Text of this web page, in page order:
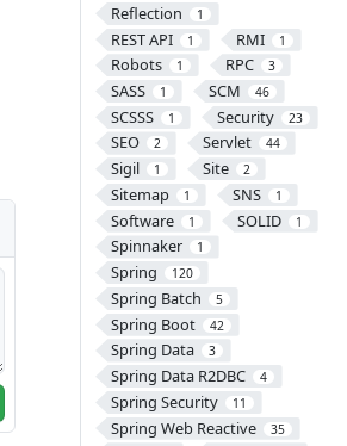
Reflection 1
REST API 1 RMI 1
Robots 1 RPC 3
SASS 1 SCM 46
SCSSS 1 Security 23
SEO 2 Servlet 44
Sigil 1 Site 2
Sitemap 1 SNS 1
Software 1 SOLID 1
Spinnaker 1
Spring 120
Spring Batch 5
Spring Boot 42
Spring Data 3
Spring Data R2DBC 4
Spring Security 11
Spring Web Reactive 35